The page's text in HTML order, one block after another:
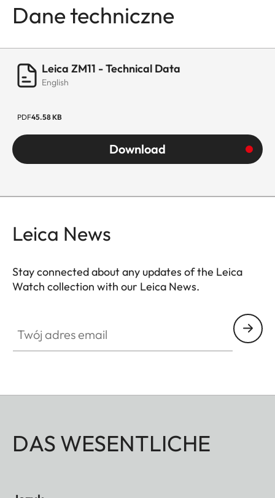
Dane techniczne
Leica ZM11 - Technical Data
English
PDF45.58 KB
Download
Leica News
Stay connected about any updates of the Leica
Watch collection with our Leica News.
DAS WESENTLICHE